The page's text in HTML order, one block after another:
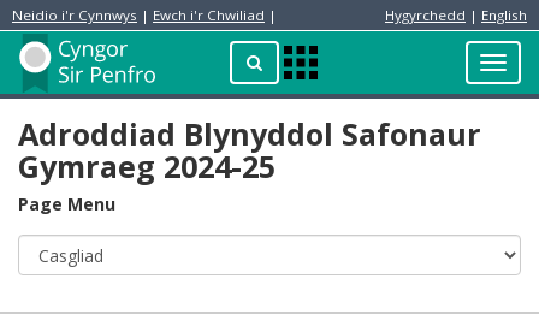
Neidio i'r Cynnwys | Ewch i'r Chwiliad | Hygyrchedd | English
ChwilioApps
Menu
Preswylydd
Adroddiad Blynyddol Safonaur
Gymraeg 2024-25
Page Menu